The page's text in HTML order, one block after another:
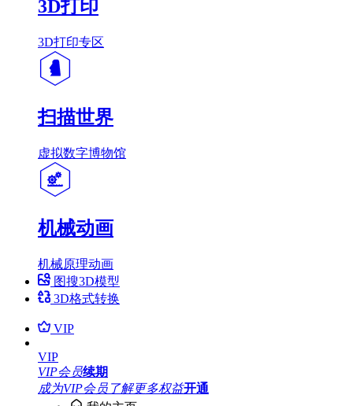
3D打印
3D打印专区
扫描世界
虚拟数字博物馆
机械动画
机械原理动画
图搜3D模型
3D格式转换
VIP
VIP
VIP会员续期
成为VIP会员 了解更多权益开通